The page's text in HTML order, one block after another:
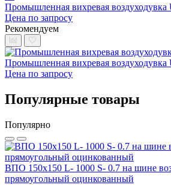
Промышленная вихревая
Цена по запросу
Рекомендуем
Промышленная вихревая
Цена по запросу
Популярные товары
Популярно
ВПО 150x150 L- 1000 S- 0.7 на шине
прямоугольный оцинкованный